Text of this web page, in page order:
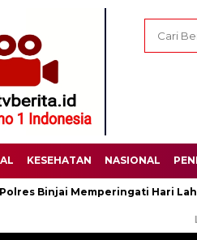
KESEHATAN NASIONAL
Memperingati Hari Lahir